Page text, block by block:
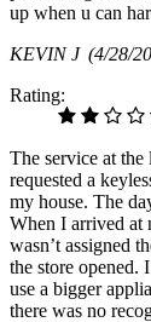
up when u can
KEVIN J (4/28/
Rating:
The service at
requested a
my house. The
When I arrived at
wasn’t assigned
the store opened.
use a bigger
there was no